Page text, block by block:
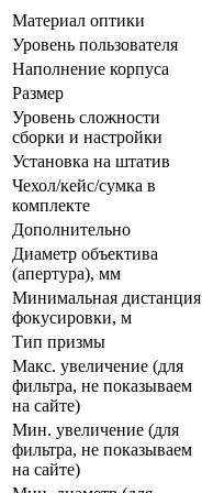
Материал оптики
Уровень пользователя
Наполнение корпуса
Размер
Уровень сложности
сборки и настройки
Установка на штатив
Чехол/кейс/сумка в
комплекте
Дополнительно
Диаметр объектива
(апертура), мм
Минимальная дистанция
фокусировки, м
Тип призмы
Макс. увеличение (для
фильтра, не показываем
на сайте)
Мин. увеличение (для
фильтра, не показываем
на сайте)